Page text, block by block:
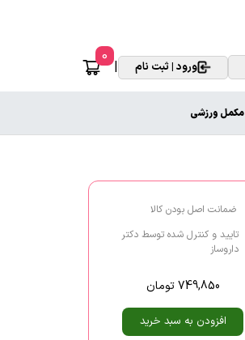
ورود | ثبت نام |
0
مکمل ورزشی
ضمانت اصل بودن کالا
تایید و کنترل شده توسط دکتر
داروساز
749,850 تومان
افزودن به سبد خرید